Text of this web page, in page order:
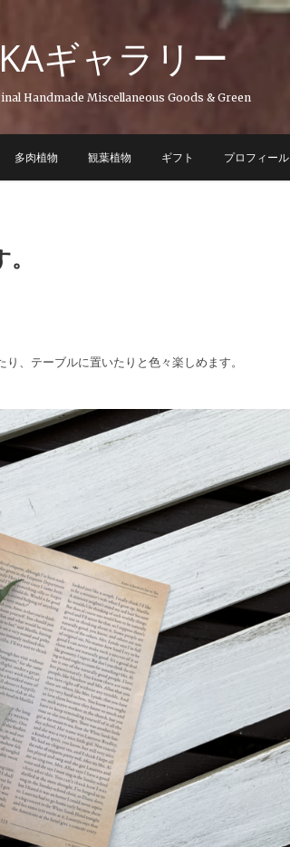
KAギャラリー
Handmade Miscellaneous Goods & Green
多肉植物 観葉植物 ギフト プロフィール
、テーブルに置いたりと色々楽しめます。